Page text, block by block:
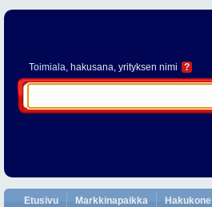
Toimiala, hakusana, yrityksen nimi ?
Etusivu Markkinapaikka Hakukone